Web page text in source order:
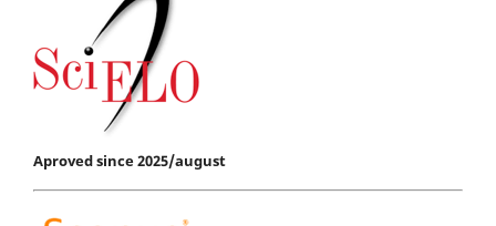
Aproved since 2025/august